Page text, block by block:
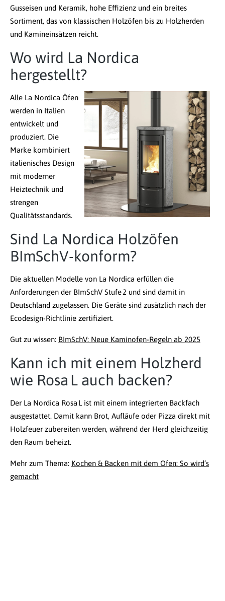
Gusseisen und Keramik, hohe Effizienz und ein breites
Sortiment, das von klassischen Holzöfen bis zu Holzherden
und Kamineinsätzen reicht.
Wo wird La Nordica
hergestellt?
Alle La Nordica Öfen
werden in Italien
entwickelt und
produziert. Die
Marke kombiniert
italienisches Design
mit moderner
Heiztechnik und
strengen
Qualitätsstandards.
Sind La Nordica Holzöfen
BImSchV-konform?
Die aktuellen Modelle von La Nordica erfüllen die
Anforderungen der BImSchV Stufe 2 und sind damit in
Deutschland zugelassen. Die Geräte sind zusätzlich nach der
Ecodesign-Richtlinie zertifiziert.
Gut zu wissen: BImSchV: Neue Kaminofen-Regeln ab 2025
Kann ich mit einem Holzherd
wie Rosa L auch backen?
Der La Nordica Rosa L ist mit einem integrierten Backfach
ausgestattet. Damit kann Brot, Aufläufe oder Pizza direkt mit
Holzfeuer zubereiten werden, während der Herd gleichzeitig
den Raum beheizt.
Mehr zum Thema: Kochen & Backen mit dem Ofen: So wird’s
gemacht